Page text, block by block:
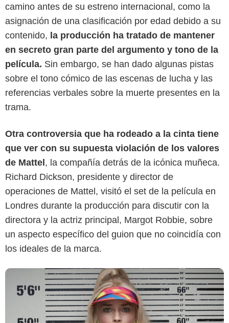
camino antes de su estreno internacional, como la
asignación de una clasificación por edad debido a su
contenido, la producción ha tratado de mantener
en secreto gran parte del argumento y tono de la
película. Sin embargo, se han dado algunas pistas
sobre el tono cómico de las escenas de lucha y las
referencias verbales sobre la muerte presentes en la
trama.
Otra controversia que ha rodeado a la cinta tiene
que ver con su supuesta violación de los valores
de Mattel, la compañía detrás de la icónica muñeca.
Richard Dickson, presidente y director de
operaciones de Mattel, visitó el set de la película en
Londres durante la producción para discutir con la
directora y la actriz principal, Margot Robbie, sobre
un aspecto específico del guion que no coincidía con
los ideales de la marca.
'Barbie'